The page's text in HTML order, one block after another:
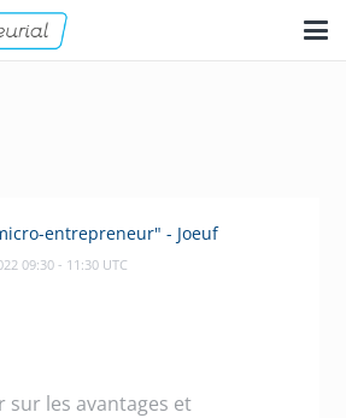
entrepreneur" - Joeuf
09:30- 11:30 UTC
sur les avantages et